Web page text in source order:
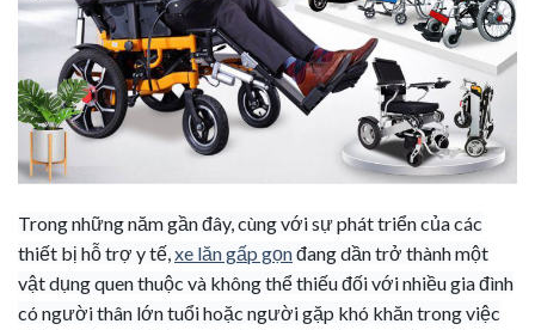
Trong những năm gần đây, cùng với sự phát triển của các
thiết bị hỗ trợ y tế,xe lăn gấp gọnđang dần trở thành một
vật dụng quen thuộc và không thể thiếu đối với nhiều gia đình
có người thân lớn tuổi hoặc người gặp khó khăn trong việc